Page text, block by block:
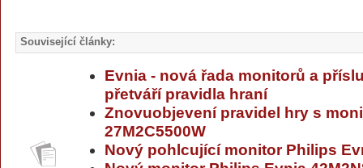
Související články:
Evnia - nová řada monitorů a
přetváří pravidla hraní
Znovuobjevení pravidel hry s
27M2C5500W
Nový pohlcující monitor Philips